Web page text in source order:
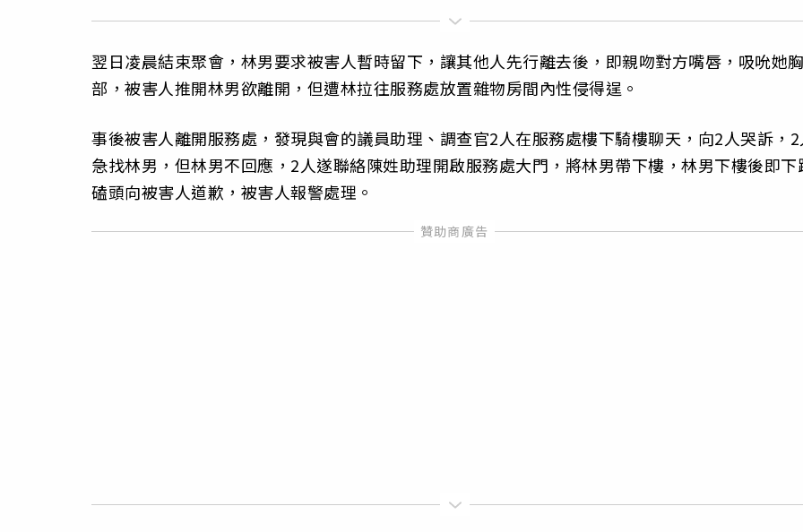
翌日凌晨結束聚會，林男要求被害人暫時留下，讓其他人先行離去後，即親吻對方嘴唇，吸吮她
部，被害人推開林男欲離開，但遭林拉往服務處放置雜物房間內性侵得逞。
事後被害人離開服務處，發現與會的議員助理、調查官2人在服務處樓下騎樓聊天，向2人哭訴，
急找林男，但林男不回應，2人遂聯絡陳姓助理開啟服務處大門，將林男帶下樓，林男下樓後即下
磕頭向被害人道歉，被害人報警處理。